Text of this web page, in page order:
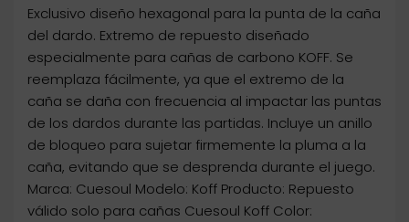
Exclusivo diseño hexagonal para la punta de la caña
del dardo. Extremo de repuesto diseñado
especialmente para cañas de carbono KOFF. Se
reemplaza fácilmente, ya que el extremo de la
caña se daña con frecuencia al impactar las puntas
de los dardos durante las partidas. Incluye un anillo
de bloqueo para sujetar firmemente la pluma a la
caña, evitando que se desprenda durante el juego.
Marca: Cuesoul Modelo: Koff Producto: Repuesto
válido solo para cañas Cuesoul Koff Color: